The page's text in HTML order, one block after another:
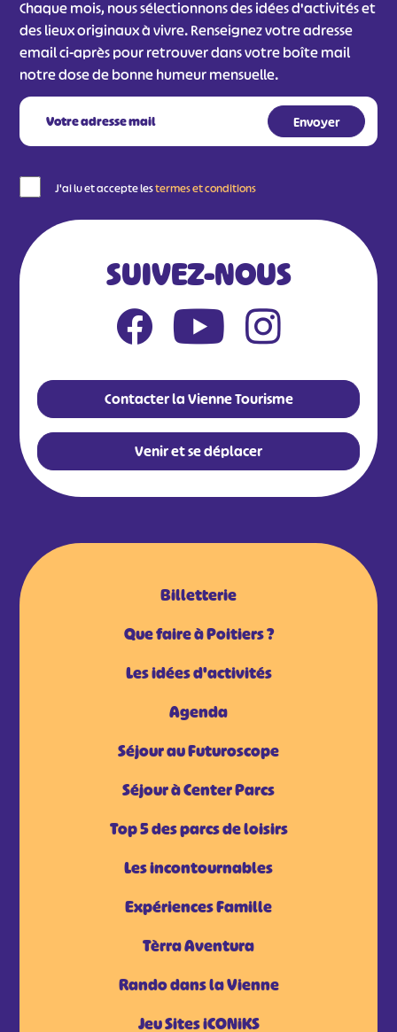
Chaque mois, nous sélectionnons des idées d'activités et
des lieux originaux à vivre. Renseignez votre adresse
email ci-après pour retrouver dans votre boîte mail
notre dose de bonne humeur mensuelle.
J'ai lu et accepte lestermes et conditions
SUIVEZ-NOUS
Contacter la Vienne Tourisme
Venir et se déplacer
Billetterie
Que faire à Poitiers ?
Les idées d'activités
Agenda
Séjour au Futuroscope
Séjour à Center Parcs
Top 5 des parcs de loisirs
Les incontournables
Expériences Famille
Tèrra Aventura
Rando dans la Vienne
Jeu Sites iCONiKS